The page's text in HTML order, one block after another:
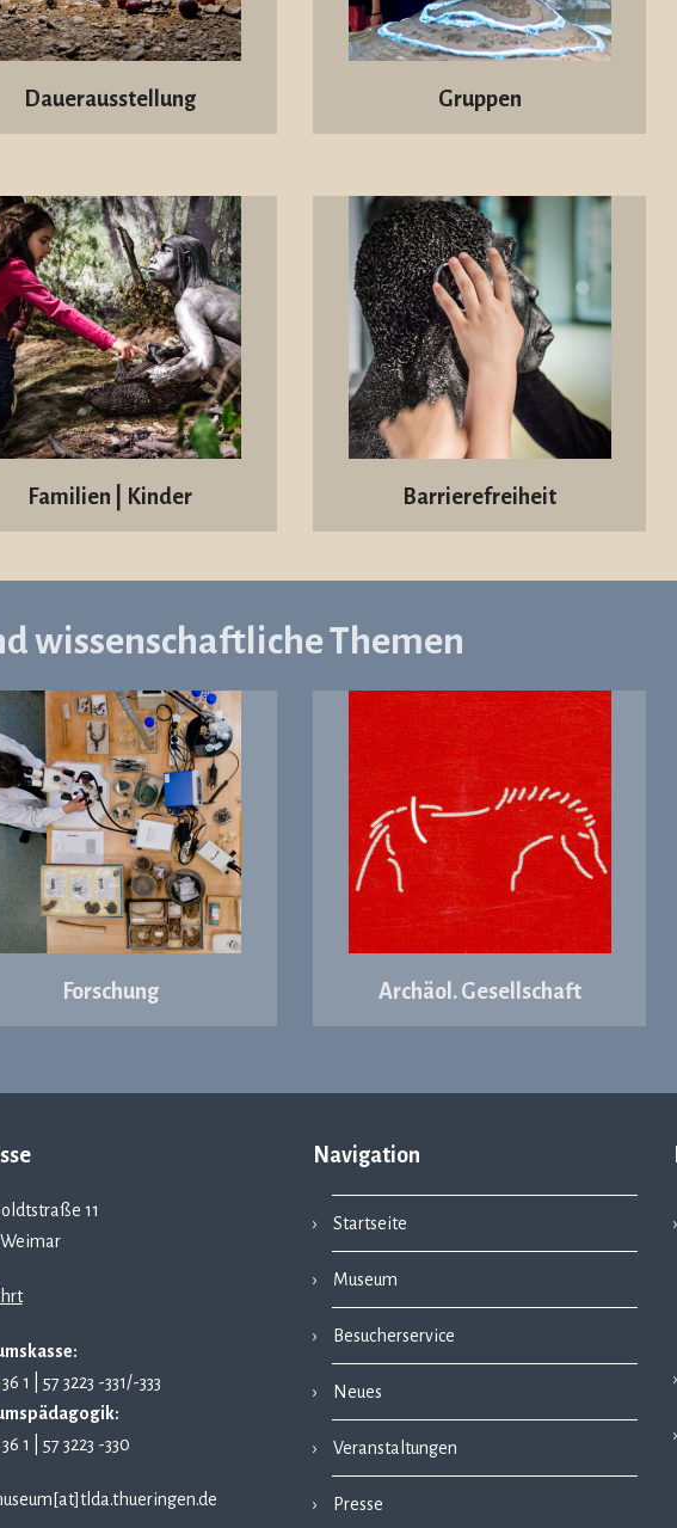
Dauerausstellung Gruppen
Familien | Kinder Barrierefreiheit
wissenschaftliche Themen
Forschung Archäol. Gesellschaft
11
1 | 57 3223 -331/-333
1 | 57 3223 -330
Navigation
Startseite
Museum
Besucherservice
Neues
Veranstaltungen
Presse